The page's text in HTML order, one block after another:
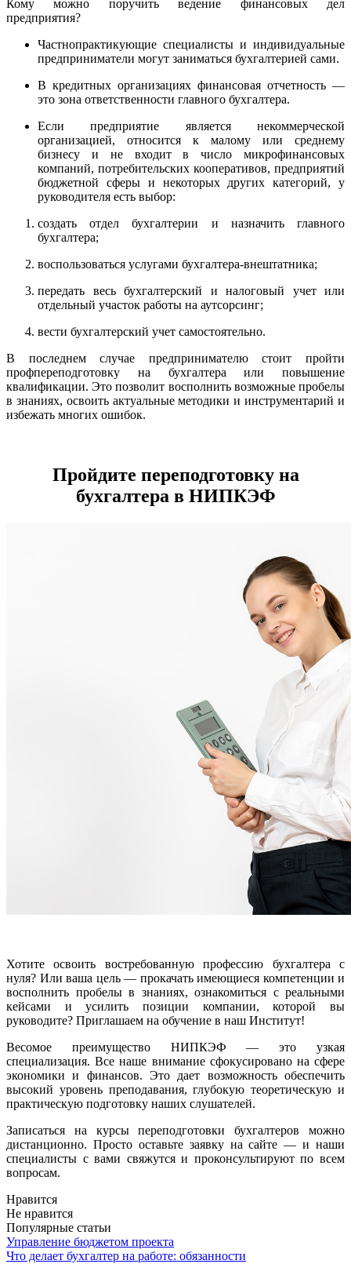
Кому можно поручить ведение финансовых дел
предприятия?
Частнопрактикующие специалисты и индивидуальные
предприниматели могут заниматься бухгалтерией сами.
В кредитных организациях финансовая отчетность —
это зона ответственности главного бухгалтера.
Если предприятие является некоммерческой
организацией, относится к малому или среднему
бизнесу и не входит в число микрофинансовых
компаний, потребительских кооперативов, предприятий
бюджетной сферы и некоторых других категорий, у
руководителя есть выбор:
создать отдел бухгалтерии и назначить главного
бухгалтера;
воспользоваться услугами бухгалтера-внештатника;
передать весь бухгалтерский и налоговый учет или
отдельный участок работы на аутсорсинг;
вести бухгалтерский учет самостоятельно.
В последнем случае предпринимателю стоит пройти
профпереподготовку на бухгалтера или повышение
квалификации. Это позволит восполнить возможные пробелы
в знаниях, освоить актуальные методики и инструментарий и
избежать многих ошибок.
Пройдите переподготовку на
бухгалтера в НИПКЭФ
Хотите освоить востребованную профессию бухгалтера с
нуля? Или ваша цель — прокачать имеющиеся компетенции и
восполнить пробелы в знаниях, ознакомиться с реальными
кейсами и усилить позиции компании, которой вы
руководите? Приглашаем на обучение в наш Институт!
Весомое преимущество НИПКЭФ — это узкая
специализация. Все наше внимание сфокусировано на сфере
экономики и финансов. Это дает возможность обеспечить
высокий уровень преподавания, глубокую теоретическую и
практическую подготовку наших слушателей.
Записаться на курсы переподготовки бухгалтеров можно
дистанционно. Просто оставьте заявку на сайте — и наши
специалисты с вами свяжутся и проконсультируют по всем
вопросам.
Нравится
Не нравится
Популярные статьи
Управление бюджетом проекта
Что делает бухгалтер на работе: обязанности